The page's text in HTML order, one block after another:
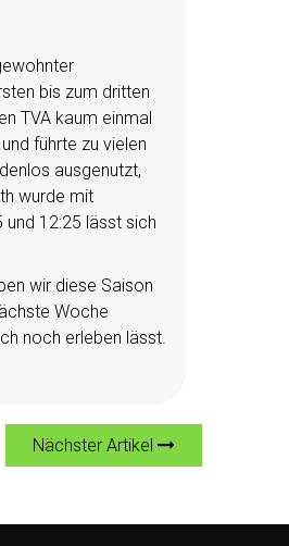
bis zum dritten
TVA kaum einmal
führte zu vielen
ausgenutzt,
wurde mit
12:25 lässt sich
wir diese Saison
Woche
noch erleben lässt.
Nächster Artikel